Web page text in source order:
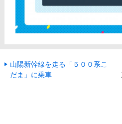
山陽新幹線を走る「５００系こ
だま」に乗車